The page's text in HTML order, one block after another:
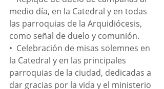
medio día, en la Catedral y en todas
las parroquias de la Arquidiócesis,
como señal de duelo y comunión.
•⁠  ⁠Celebración de misas solemnes en
la Catedral y en las principales
parroquias de la ciudad, dedicadas a
dar gracias por la vida y el ministerio